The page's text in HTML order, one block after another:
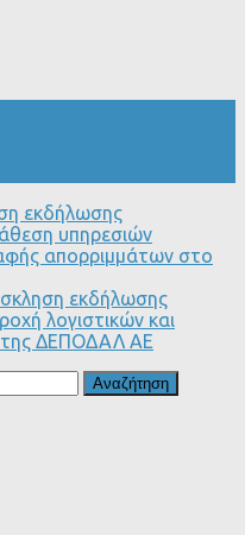
εκδήλωσης
υπηρεσιών
απορριμμάτων στο
εκδήλωσης
λογιστικών και
της ΔΕΠΟΔΑΛ ΑΕ